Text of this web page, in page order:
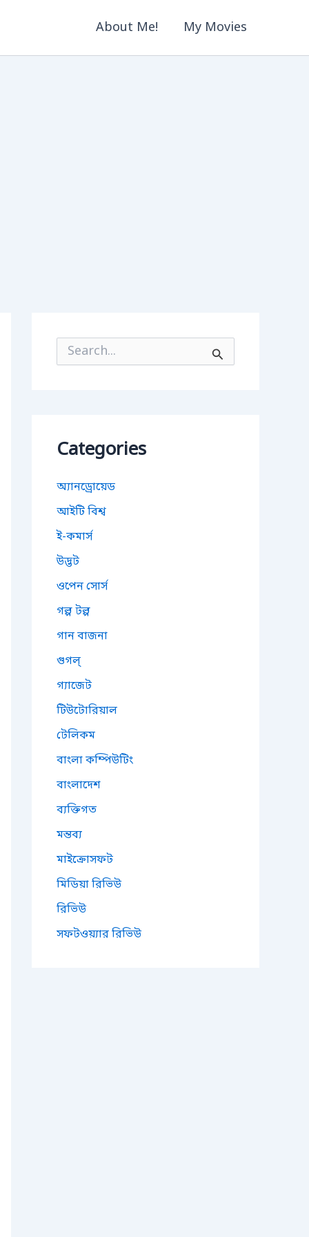
About Me! My Movies
o
rCategories
অ্যানড্রোয়েড
আইটি বিশ্ব
ই-কমার্স
উদ্ভট
ওপেন সোর্স
গল্প টল্প
গান বাজনা
গুগল্
গ্যাজেট
টিউটোরিয়াল
টেলিকম
বাংলা কম্পিউটিং
বাংলাদেশ
ব্যক্তিগত
মন্তব্য
মাইক্রোসফট
মিডিয়া রিভিউ
রিভিউ
সফটওয়্যার রিভিউ